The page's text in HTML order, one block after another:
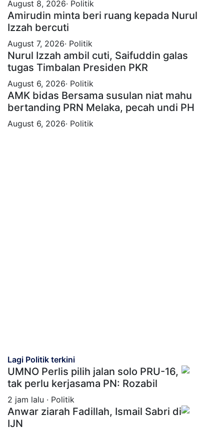
August 8, 2026· Politik
Amirudin minta beri ruang kepada Nurul
Izzah bercuti
August 7, 2026· Politik
Nurul Izzah ambil cuti, Saifuddin galas
tugas Timbalan Presiden PKR
August 6, 2026· Politik
AMK bidas Bersama susulan niat mahu
bertanding PRN Melaka, pecah undi PH
August 6, 2026· Politik
Lagi Politik terkini
UMNO Perlis pilih jalan solo PRU-16,
tak perlu kerjasama PN: Rozabil
2 jam lalu · Politik
Anwar ziarah Fadillah, Ismail Sabri di
IJN